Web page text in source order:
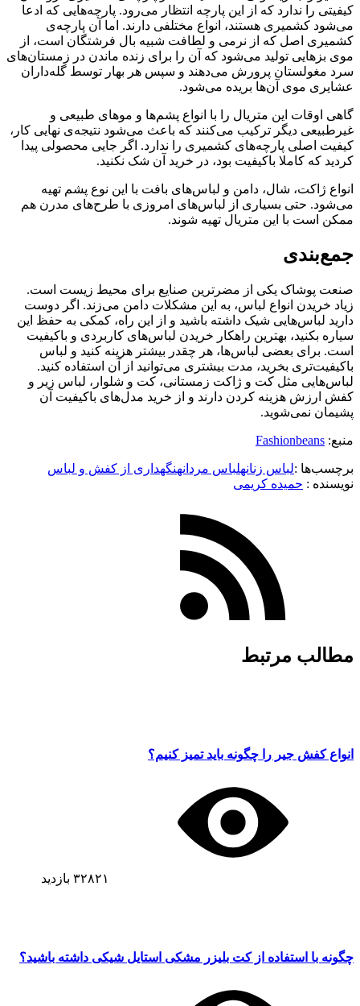
کیفیتی را ندارد که از این پارچه انتظار می‌رود. پارچه‌هایی که ادعا
می‌شود کشمیری هستند، انواع مختلفی دارند. اما آن پارچه‌ی
کشمیری اصل که از نرمی و لطافت شبیه بال فرشتگان است، از
موی بزهایی تولید می‌شود که آن را برای زنده ماندن در زمستان‌های
سرد مغولستان پرورش می‌دهند و سپس هر بهار توسط گله‌داران
عشایری موی آن‌ها بریده می‌شود.
گاهی اوقات این متریال را با انواع پشم‌ها و موهای طبیعی و
غیرطبیعی دیگر ترکیب می‌کنند که باعث می‌شود نتیجه‌ی نهایی کار،
کیفیت اصلی پارچه‌های کشمیری را ندارد. اگر جایی محصولی پیدا
کردید که کاملا باکیفیت بود، در خرید آن شک نکنید.
انواع ژاکت، شال، دامن و لباس‌های بافت با این نوع پشم تهیه
می‌شود. حتی بسیاری از لباس‌های امروزی با طرح‌های مدرن هم
ممکن است با این متریال تهیه شوند.
جمع‌بندی
صنعت پوشاک یکی از مضرترین صنایع برای محیط زیست است.
زیاد خریدن انواع لباس، به این مشکلات دامن می‌زند. اگر دوست
دارید لباس‌هایی شیک داشته باشید و از این راه، کمکی به حفظ این
سیاره بکنید، بهترین راهکار خریدن لباس‌های کاربردی و باکیفیت
است. برای بعضی لباس‌ها، هر چقدر بیشتر هزینه کنید و لباس
باکیفیت‌تری بخرید، مدت بیشتری می‌توانید از آن استفاده کنید.
لباس‌هایی مثل کت و ژاکت زمستانی، کت و شلوار، لباس زیر و
کفش ارزش هزینه کردن دارند و از خرید مدل‌های باکیفیت آن
پشیمان نمی‌شوید.
منبع: Fashionbeans
برچسب‌ها :لباس زنانهلباس مردانهنگهداری از کفش و لباس
نویسنده :‌ حمیده کریمی
مطالب مرتبط
انواع کفش جیر را چگونه باید تمیز کنیم؟
۳۲۸۲۱ بازدید
چگونه با استفاده از کت بلیزر مشکی استایل شیکی داشته باشید؟